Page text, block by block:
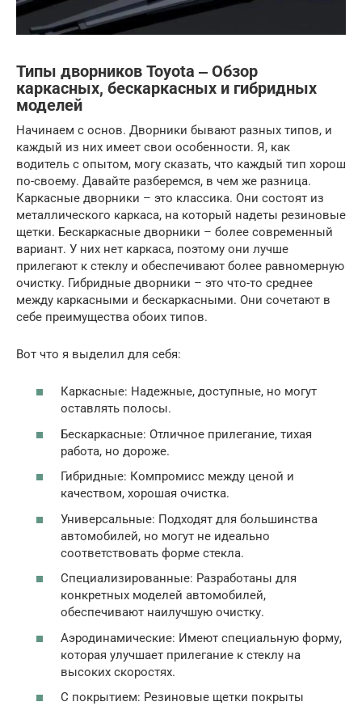
Типы дворников Toyota ‒ Обзор
каркасных, бескаркасных и гибридных
моделей
Начинаем с основ. Дворники бывают разных типов, и
каждый из них имеет свои особенности. Я, как
водитель с опытом, могу сказать, что каждый тип хорош
по-своему. Давайте разберемся, в чем же разница.
Каркасные дворники – это классика. Они состоят из
металлического каркаса, на который надеты резиновые
щетки. Бескаркасные дворники – более современный
вариант. У них нет каркаса, поэтому они лучше
прилегают к стеклу и обеспечивают более равномерную
очистку. Гибридные дворники – это что-то среднее
между каркасными и бескаркасными. Они сочетают в
себе преимущества обоих типов.
Вот что я выделил для себя:
Каркасные: Надежные, доступные, но могут
оставлять полосы.
Бескаркасные: Отличное прилегание, тихая
работа, но дороже.
Гибридные: Компромисс между ценой и
качеством, хорошая очистка.
Универсальные: Подходят для большинства
автомобилей, но могут не идеально
соответствовать форме стекла.
Специализированные: Разработаны для
конкретных моделей автомобилей,
обеспечивают наилучшую очистку.
Аэродинамические: Имеют специальную форму,
которая улучшает прилегание к стеклу на
высоких скоростях.
С покрытием: Резиновые щетки покрыты